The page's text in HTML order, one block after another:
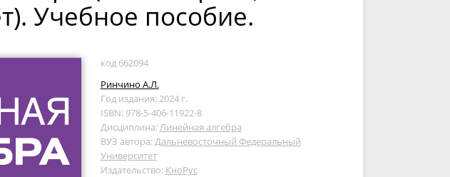
Учебное пособие.
код 662094
Ринчино А.Л.
Год издания: 2024 г.
ISBN: 978-5-406-11922-8
Дисциплина:Линейная алгебра
ВУЗ автора:Дальневосточный Федеральный
Университет
Издательство: КноРус